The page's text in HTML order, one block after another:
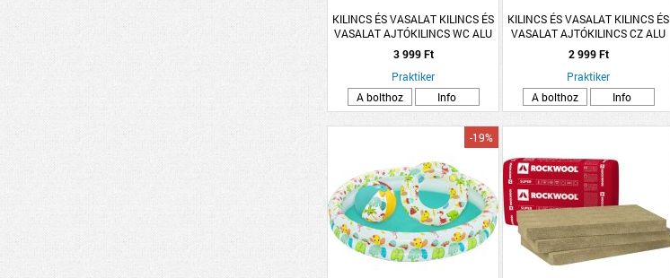
KILINCS ÉS VASALAT KILINCS ÉS
VASALAT AJTÓKILINCS WC ALU
FEHÉR LANA ROZETTÁS
3 999 Ft
Praktiker
A bolthoz
Info
KILINCS ÉS VASALAT KILINCS ÉS
VASALAT AJTÓKILINCS CZ ALU
FEHÉR LANA ROZETTÁS
2 999 Ft
Praktiker
A bolthoz
Info
-19%